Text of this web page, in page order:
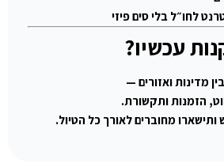
לחו״ל בלי סים פיזי
עכשיו?
מדינות ואזורים —
הזמנות ותקשורת.
ותישארו מחוברים לאורך כל הטיול.